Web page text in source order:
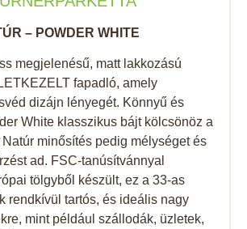
– POWDER WHITE
megjelenésű, matt lakkozású
fapadló, amely
dizájn lényegét. Könnyű és
White klasszikus bájt kölcsönöz a
minősítés pedig mélységet és
ad. FSC-tanúsítvánnyal
tölgyből készült, ez a 33-as
rendkívül tartós, és ideális nagy
mint például szállodák, üzletek,